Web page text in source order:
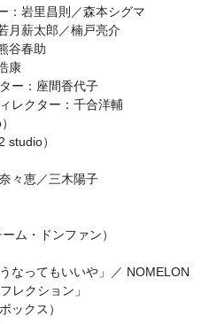
：岩里昌則／森本シグマ
月薪太郎／楠戸亮介
谷春助
康
ー：座間香代子
レクター：千合洋輔
studio）
々恵／三木陽子
ム・ドンファン）
なってもいいや」／ NOMELON
レクション」
ックス）